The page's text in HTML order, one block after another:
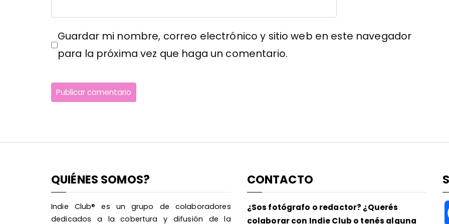
Guardar mi nombre, correo electrónico y sitio web en este navegador
para la próxima vez que haga un comentario.
QUIÉNES SOMOS?
Indie Club® es un grupo de colaboradores
dedicados a la cobertura y difusión de la
CONTACTO
¿Sos fotógrafo o redactor? ¿Querés
colaborar con Indie Club o tenés alguna